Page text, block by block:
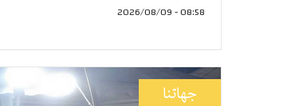
08:58 - 2026/08/09
جهاتنا